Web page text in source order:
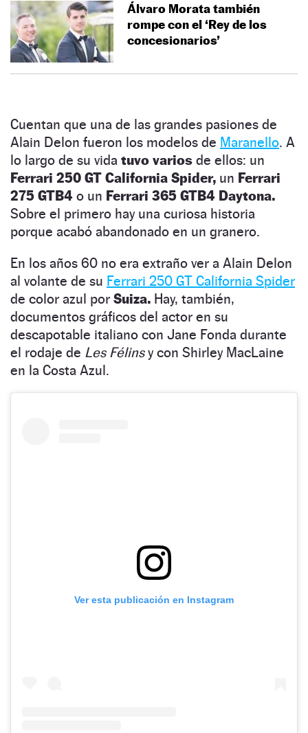
Álvaro Morata también
rompe con el ‘Rey de los
concesionarios’
Cuentan que una de las grandes pasiones de
Alain Delon fueron los modelos de Maranello. A
lo largo de su vida tuvo varios de ellos: un
Ferrari 250 GT California Spider, un Ferrari
275 GTB4 o un Ferrari 365 GTB4 Daytona.
Sobre el primero hay una curiosa historia
porque acabó abandonado en un granero.
En los años 60 no era extraño ver a Alain Delon
al volante de su Ferrari 250 GT California Spider
de color azul por Suiza. Hay, también,
documentos gráficos del actor en su
descapotable italiano con Jane Fonda durante
el rodaje de Les Félinsy con Shirley MacLaine
en la Costa Azul.
Ver esta publicación en Instagram